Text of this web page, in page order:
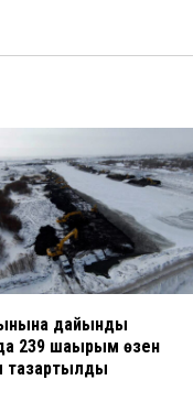
ть
дайындық
239 шақырым өзен
тазартылды